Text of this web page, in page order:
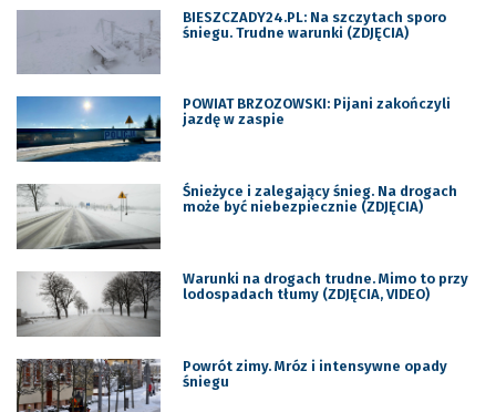
BIESZCZADY24.PL: Na szczytach sporo
śniegu. Trudne warunki (ZDJĘCIA)
POWIAT BRZOZOWSKI: Pijani zakończyli
jazdę w zaspie
Śnieżyce i zalegający śnieg. Na drogach
może być niebezpiecznie (ZDJĘCIA)
Warunki na drogach trudne. Mimo to przy
lodospadach tłumy (ZDJĘCIA, VIDEO)
Powrót zimy. Mróz i intensywne opady
śniegu